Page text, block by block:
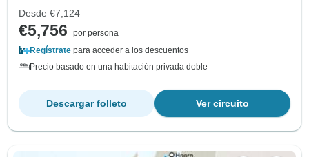
Desde €7,124
€5,756
por persona
Regístrate para acceder a los descuentos
Precio basado en una habitación privada doble
Ver circuito
Descargar folleto